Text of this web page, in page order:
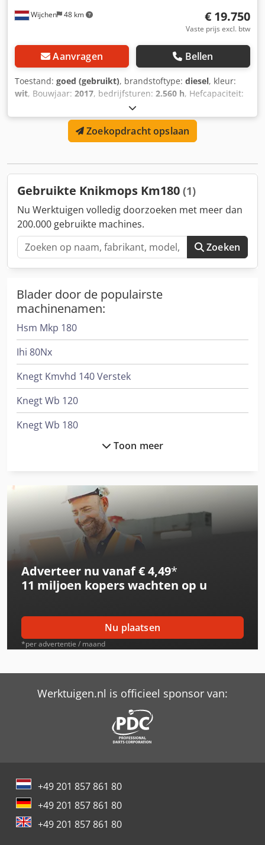
Wijchen 48 km € 19.750
Vaste prijs excl. btw
Aanvragen Bellen
Toestand: goed (gebruikt), brandstoftype: diesel, kleur:
wit, Bouwjaar: 2017, bedrijfsturen: 2.560 h, Hefcapaciteit:
550 kg CE-markering: ja Technische staat: goed Optische
staat: goed Leveringsvoorwaarden: EXW Productieland: NL
Neem contact op met Vink Machinery voor meer
informatie. Knikmops 100 Dodpfox I Rbnox Abqokr * 2017 *
draagvermogen * Hydraulische snelwissel * extra functies
Zoekopdracht opslaan
Gebruikte Knikmops Km180 (1)
Nu Werktuigen volledig doorzoeken met meer dan
200.000 gebruikte machines.
Zoeken
Blader door de populairste
machinenamen:
Hsm Mkp 180
Ihi 80Nx
Knegt Kmvhd 140 Verstek
Knegt Wb 120
Knegt Wb 180
Knikmops Km 80
Knikmops Km 85
Knikmops Km 90
Knikmops Km 90 Te
Knikmops Km100
Knikmops Km100 Te
Knikmops Km120
Knikmops Km120 Te
Knikmops Km170
Knikmops Km250
Toon meer
Adverteer nu vanaf € 4,49*
11 miljoen koperswachten op u
Nu plaatsen
*per advertentie / maand
Werktuigen.nl is officieel sponsor van:
+49 201 857 861 80
+49 201 857 861 80
+49 201 857 861 80